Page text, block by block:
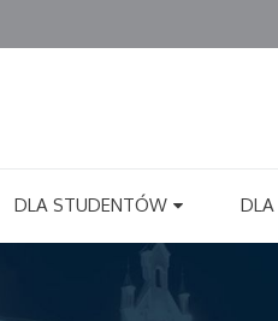
DLA STUDENTÓW